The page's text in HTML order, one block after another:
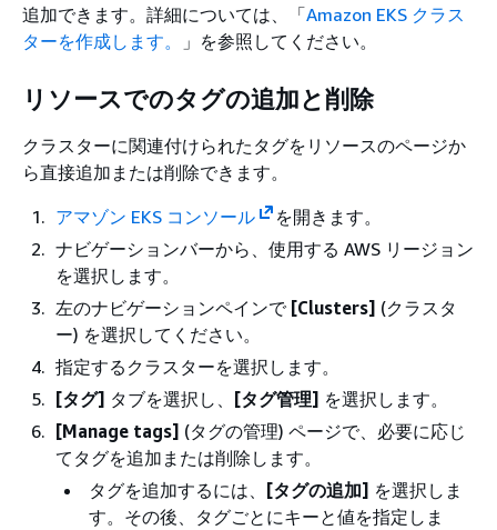
追加できます。詳細については、「Amazon EKS クラス
ターを作成します。
」を参照してください。
リソースでのタグの追加と削除
クラスターに関連付けられたタグをリソースのページか
ら直接追加または削除できます。
アマゾン EKS コンソール
を開きます。
ナビゲーションバーから、使用する AWS リージョン
を選択します。
左のナビゲーションペインで [Clusters] (クラスタ
ー) を選択してください。
指定するクラスターを選択します。
[タグ] タブを選択し、 [タグ管理] を選択します。
[Manage tags] (タグの管理) ページで、必要に応じ
てタグを追加または削除します。
タグを追加するには、 [タグの追加] を選択しま
す。その後、タグごとにキーと値を指定しま